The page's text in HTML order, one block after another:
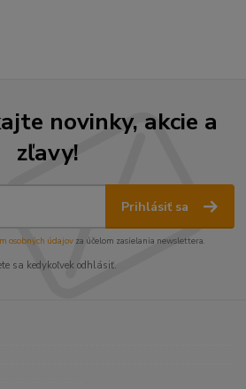
novinky, akcie a
zľavy!
Prihlásiť sa
osobných údajov za účelom zasielania newslettera.
sa kedykoľvek odhlásiť.